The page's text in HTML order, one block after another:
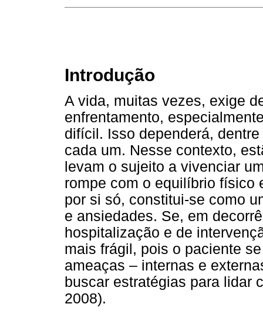
Introdução
A vida, muitas vezes, exige
enfrentamento,
difícil. Isso dependerá,
cada um. Nesse contexto,
levam o sujeito a vivenciar
rompe com o equilíbrio físico
por si só, constitui-se como
e ansiedades. Se, em
hospitalização e de
mais frágil, pois o paciente
ameaças – internas e
buscar estratégias para lidar
2008).